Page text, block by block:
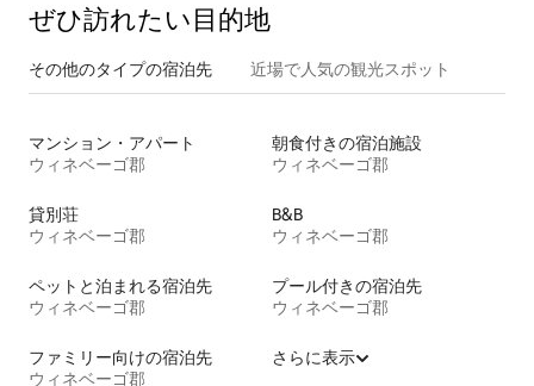
ぜひ訪⁠れ⁠た⁠い目⁠的⁠地
その他のタ⁠イ⁠プ⁠の宿⁠泊⁠先 近場で人気の観光スポット
マンション・アパート
ウィネベーゴ郡
朝食付きの宿泊施設
ウィネベーゴ郡
貸別荘
ウィネベーゴ郡
B&B
ウィネベーゴ郡
ペットと泊まれる宿泊先
ウィネベーゴ郡
プール付きの宿泊先
ウィネベーゴ郡
ファミリー向けの宿泊先
ウィネベーゴ郡
さらに表示